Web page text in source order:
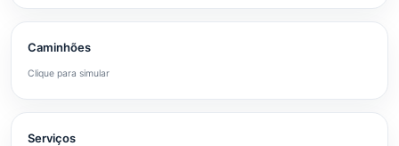
Caminhões
Clique para simular
Serviços